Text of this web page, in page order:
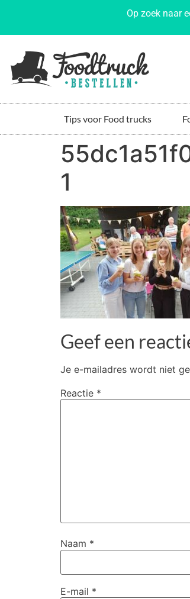
Op zoek naar
Tips voor Food trucks
1
Geef een
Je e-mailadres wordt niet
Reactie *
Naam *
E-mail *